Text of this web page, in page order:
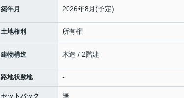
築年月 2026年8月(予定)
土地権利 所有権
建物構造 木造 / 2階建
路地状敷地 -
セットバック 無